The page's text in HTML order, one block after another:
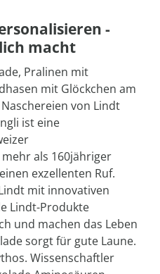
-
macht
Pralinen mit
mit Glöckchen am
von Lindt
ist eine
als 160jähriger
exzellenten Ruf.
mit innovativen
Lindt-Produkte
und machen das Leben
sorgt für gute Laune.
Wissenschaftler